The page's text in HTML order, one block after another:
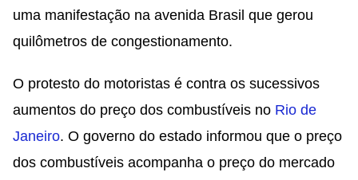
uma manifestação na avenida Brasil que gerou
quilômetros de congestionamento.
O protesto do motoristas é contra os sucessivos
aumentos do preço dos combustíveis no Rio de
Janeiro. O governo do estado informou que o preço
dos combustíveis acompanha o preço do mercado